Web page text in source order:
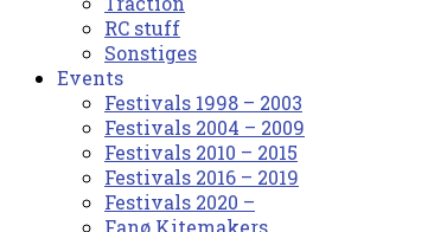
RC stuff
Sonstiges
Events
Festivals 1998 – 2003
Festivals 2004 – 2009
Festivals 2010 – 2015
Festivals 2016 – 2019
Festivals 2020 –
Fanø Kitemakers